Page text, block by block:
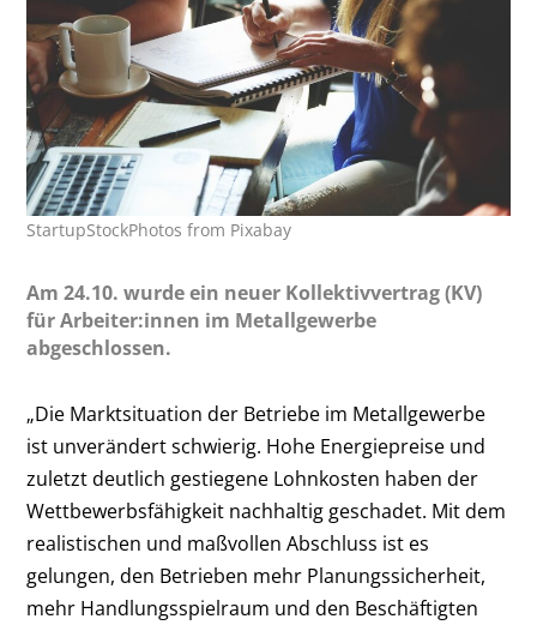
StartupStockPhotos from Pixabay
Am 24.10. wurde ein neuer Kollektivvertrag (KV)
für Arbeiter:innen im Metallgewerbe
abgeschlossen.
„Die Marktsituation der Betriebe im Metallgewerbe
ist unverändert schwierig. Hohe Energiepreise und
zuletzt deutlich gestiegene Lohnkosten haben der
Wettbewerbsfähigkeit nachhaltig geschadet. Mit dem
realistischen und maßvollen Abschluss ist es
gelungen, den Betrieben mehr Planungssicherheit,
mehr Handlungsspielraum und den Beschäftigten